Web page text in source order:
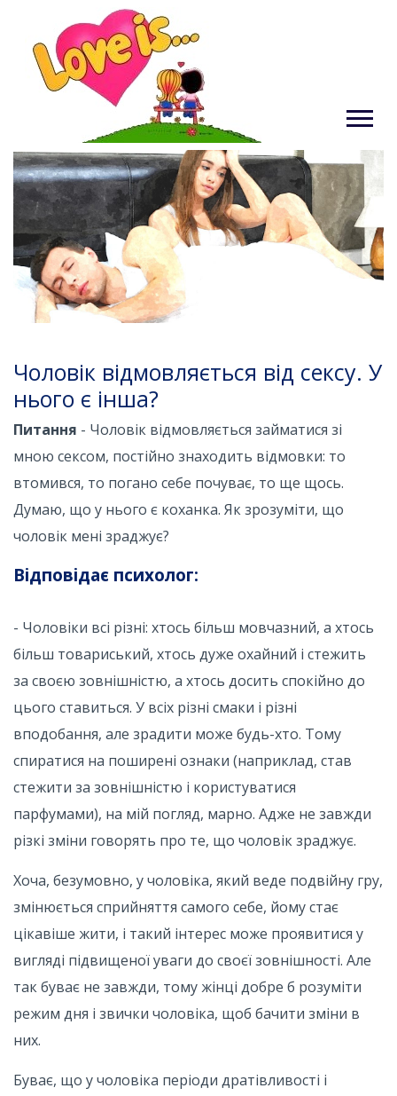
Чоловік відмовляється від сексу. У
нього є інша?
Питання - Чоловік відмовляється займатися зі
мною сексом, постійно знаходить відмовки: то
втомився, то погано себе почуває, то ще щось.
Думаю, що у нього є коханка. Як зрозуміти, що
чоловік мені зраджує?
Відповідає психолог:
- Чоловіки всі різні: хтось більш мовчазний, а хтось
більш товариський, хтось дуже охайний і стежить
за своєю зовнішністю, а хтось досить спокійно до
цього ставиться. У всіх різні смаки і різні
вподобання, але зрадити може будь-хто. Тому
спиратися на поширені ознаки (наприклад, став
стежити за зовнішністю і користуватися
парфумами), на мій погляд, марно. Адже не завжди
різкі зміни говорять про те, що чоловік зраджує.
Хоча, безумовно, у чоловіка, який веде подвійну гру,
змінюється сприйняття самого себе, йому стає
цікавіше жити, і такий інтерес може проявитися у
вигляді підвищеної уваги до своєї зовнішності. Але
так буває не завжди, тому жінці добре б розуміти
режим дня і звички чоловіка, щоб бачити зміни в
них.
Буває, що у чоловіка періоди дратівливості і